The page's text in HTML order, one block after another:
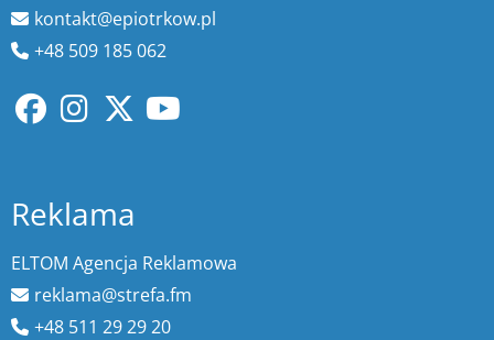
kontakt@epiotrkow.pl
+48 509 185 062
Reklama
ELTOM Agencja Reklamowa
reklama@strefa.fm
+48 511 29 29 20